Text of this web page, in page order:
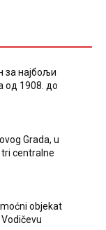
за најбољи
од 1908. до
Grada, u
tri centralne
objekat